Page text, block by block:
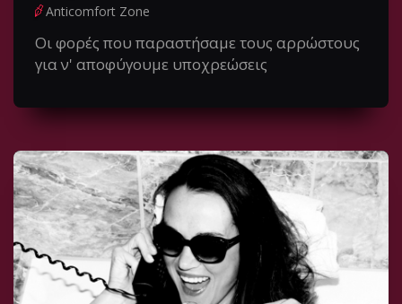
Anticomfort Zone
Οι φορές που παραστήσαμε τους αρρώστους
για ν' αποφύγουμε υποχρεώσεις